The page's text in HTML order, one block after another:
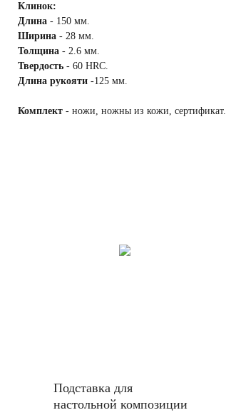
Клинок:
Длина - 150 мм.
Ширина - 28 мм.
Толщина - 2.6 мм.
Твердость - 60 HRC.
Длина рукояти -125 мм.
Комплект - ножи, ножны из кожи, сертификат.
Подставка для
настольной композиции